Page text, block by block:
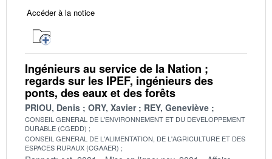
Accéder à la notice
Ingénieurs au service de la Nation ;
regards sur les IPEF, ingénieurs des
ponts, des eaux et des forêts
PRIOU, Denis ORY, Xavier REY, Geneviève
CONSEIL GENERAL DE L'ENVIRONNEMENT ET DU DEVELOPPEMENT
DURABLE (CGEDD)
CONSEIL GENERAL DE L'ALIMENTATION, DE L'AGRICULTURE ET DES
ESPACES RURAUX (CGAAER)